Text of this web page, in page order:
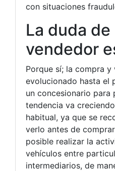
con situaciones
La duda de
vendedor
Porque sí; la compra
evolucionado hasta el
un concesionario para
tendencia va
habitual, ya que se
verlo antes de
posible realizar la
vehículos entre
intermediarios, de